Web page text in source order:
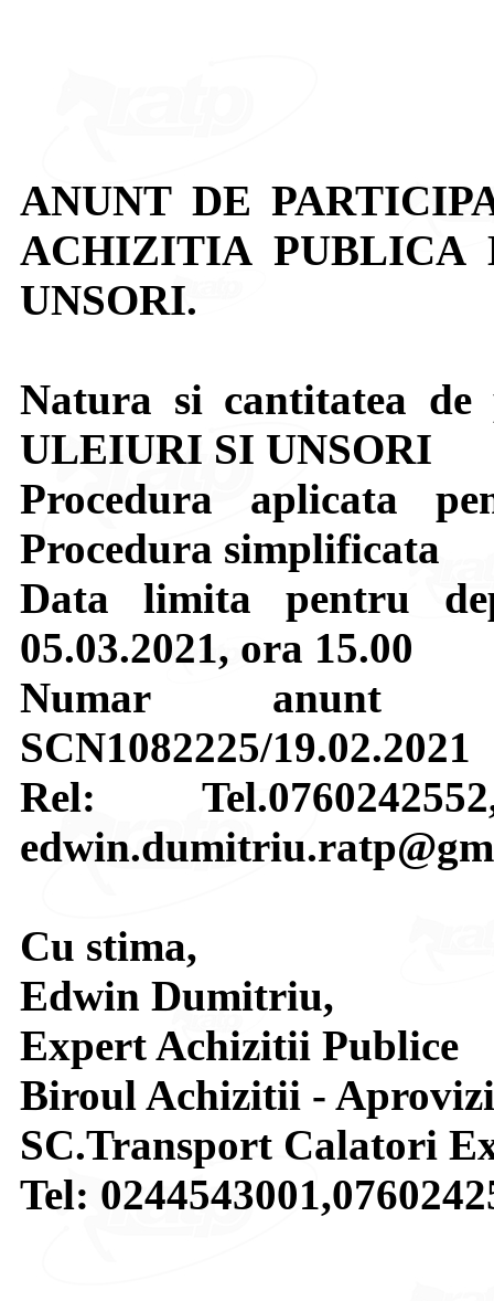
ANUNT DE
ACHIZITIA PUBLICA
UNSORI.
Natura si cantitatea de
ULEIURI SI UNSORI
Procedura aplicata
Procedura simplificata
Data limita pentru
05.03.2021, ora 15.00
Numar anunt
SCN1082225/19.02.2021
Rel:
Cu stima,
Edwin Dumitriu,
Expert Achizitii Publice
Biroul Achizitii -
SC.Transport Calatori
Tel: